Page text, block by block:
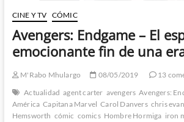
CINE Y TV CÓMIC
Avengers: Endgame – El
emocionante fin de una
M'Rabo Mhulargo 08/05/2019
13
Actualidad agent carter avengers Avengers:
América Capitana Marvel Carol Danvers chris
Hemsworth cómic comics Hombre Hormiga iron